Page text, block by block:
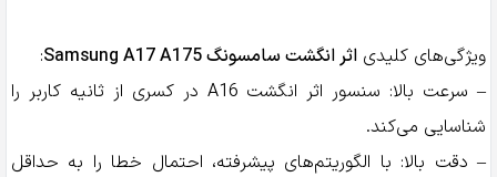
ویژگی‌های کلیدی اثر انگشت سامسونگ Samsung A17 A175
:
– سرعت بالا: سنسور اثر انگشت A16 در کسری از ثانیه کاربر را
شناسایی می‌کند.
– دقت بالا: با الگوریتم‌های پیشرفته، احتمال خطا را به حداقل